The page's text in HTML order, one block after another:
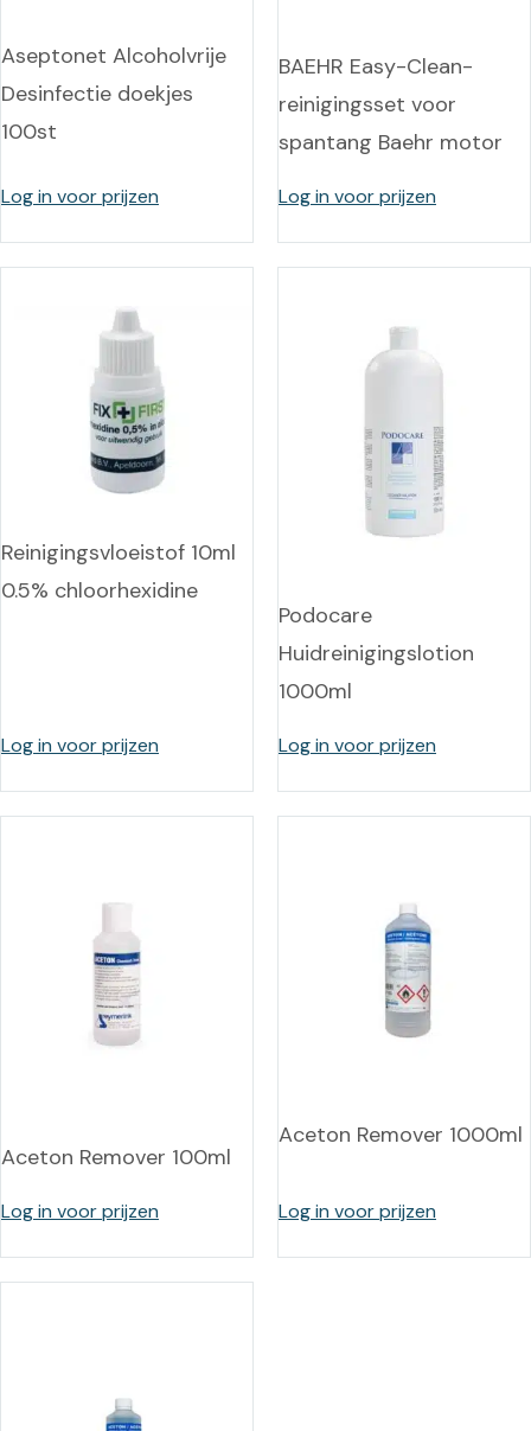
Aseptonet Alcoholvrije
Desinfectie doekjes
100st
Log in voor prijzen
BAEHR Easy-Clean-
reinigingsset voor
spantang Baehr motor
Log in voor prijzen
Reinigingsvloeistof 10ml
0.5% chloorhexidine
Log in voor prijzen
Podocare
Huidreinigingslotion
1000ml
Log in voor prijzen
Aceton Remover 100ml
Log in voor prijzen
Aceton Remover 1000ml
Log in voor prijzen